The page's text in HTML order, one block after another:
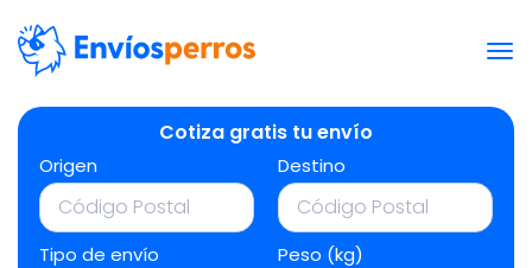
Cotiza gratis tu envío
Origen Destino
Tipo de envío Peso (kg)